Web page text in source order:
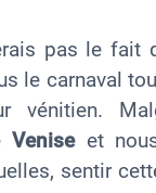
pas le fait
le carnaval
vénitien.
Veniseet
sentir